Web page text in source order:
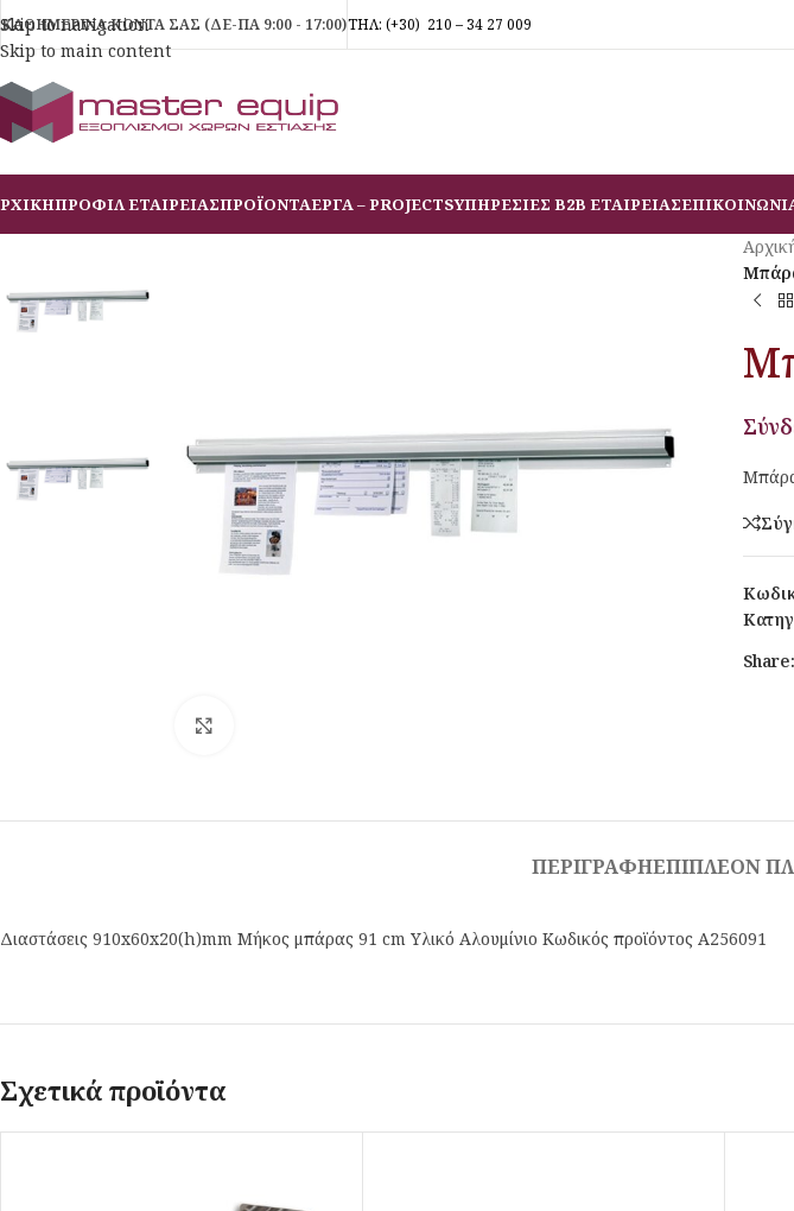
Skip to navigation
Skip to main content
ΚΑΘΗΜΕΡΙΝΑ ΚΟΝΤΑ ΣΑΣ (ΔΕ-ΠΑ 9:00 - 17:00)ΤΗΛ: (+30) 210 – 34 27 009
ΠΡΟΦΙΛ ΕΤΑΙΡΕΙΑΣΠΡΟΪΟΝΤΑΕΡΓΑ – PROJECTSΥΠΗΡΕΣΙΕΣ B2B ΕΤΑΙΡΕΙΑΣ
Share:
ΠΕΡΙΓΡΑΦΉΕΠΙΠΛΈΟΝ
Διαστάσεις 910x60x20(h)mm Μήκος μπάρας 91 cm Υλικό Αλουμίνιο Κωδικός προϊόντος A256091
Σχετικά προϊόντα